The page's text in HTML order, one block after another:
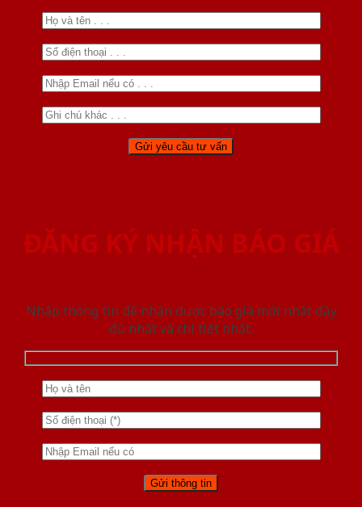
ĐĂNG KÝ NHẬN BÁO GIÁ
Nhập thông tin để nhận được báo giá mới nhât đầy
đủ nhất và chi tiết nhất.